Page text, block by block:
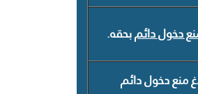
دخول دائمبحقه.
منع دخول دائم